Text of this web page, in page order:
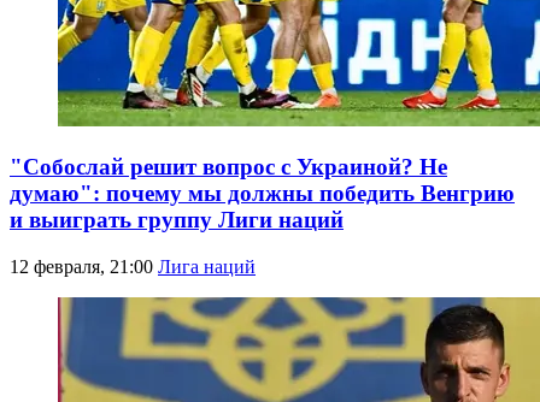
"Собослай решит вопрос с Украиной? Не
думаю": почему мы должны победить Венгрию
и выиграть группу Лиги наций
12 февраля, 21:00 Лига наций